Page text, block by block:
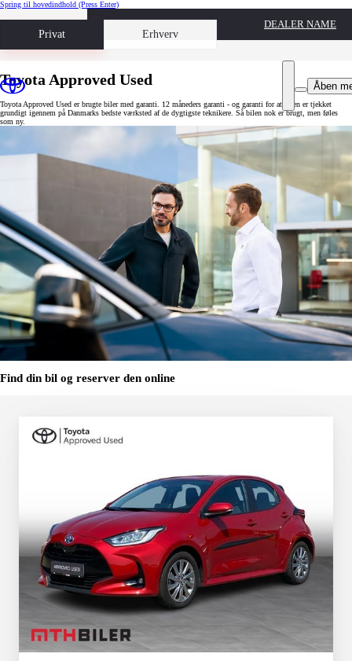
Spring til hovedindhold (Press Enter)
Privat Erhverv
Book prøvetur
DEALER NAME
Åben
Toyota Approved Used
Toyota Approved Used er brugte biler med garanti. 12 måneders garanti - og garanti for at bilen er tjekket
grundigt igennem på Danmarks bedste værksted af de dygtigste teknikere. Så bilen nok er brugt, men føles
som ny.
Find din bil og reserver den online